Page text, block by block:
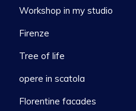
Workshop in my studio
Firenze
Tree of life
opere in scatola
Florentine facades